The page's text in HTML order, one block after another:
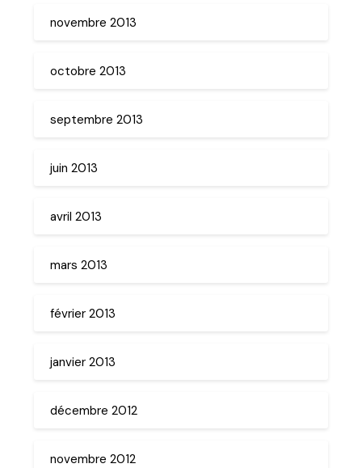
novembre 2013
octobre 2013
septembre 2013
juin 2013
avril 2013
mars 2013
février 2013
janvier 2013
décembre 2012
novembre 2012